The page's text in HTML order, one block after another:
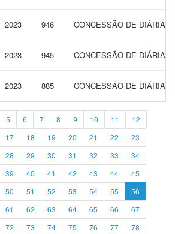
2023 946 CONCESSÃO DE DIÁRIAS
2023 945 CONCESSÃO DE DIÁRIAS
2023 885 CONCESSÃO DE DIÁRIAS
5 6 7 8 9 10 11
12
17 18 19 20 21 22
23
28 29 30 31 32 33
34
39 40 41 42 43 44
45
50 51 52 53 54 55
56
61 62 63 64 65 66
67
72 73 74 75 76 77 78